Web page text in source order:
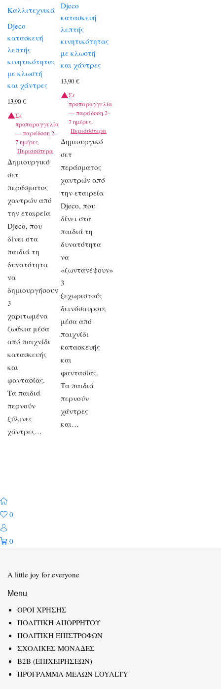
Καλλιτεχνικά
Djeco
κατασκευή
λεπτής
κινητικότητας
με κλωστή
και χάντρες
13,90 €
Σε
προπαραγγελία
— παράδοση 2–
7 ημέρες.
Περισσότερα
Δημιουργικό
σετ
περάσματος
χαντρών από
την εταιρεία
Djeco, που
δίνει στα
παιδιά τη
δυνατότητα
να
δημιουργήσουν
3
χαριτωμένα
ζωάκια μέσα
από παιχνίδι
κατασκευής
και
φαντασίας.
Τα παιδιά
περνούν
ξύλινες
χάντρες…
Djeco
κατασκευή
λεπτής
κινητικότητας
με κλωστή
και χάντρες
13,90€
Σε
προπαραγγελία
— παράδοση 2–
7 ημέρες.
Περισσότερα
Δημιουργικό
σετ
περάσματος
χαντρών από
την εταιρεία
Djeco, που
δίνει στα
παιδιά τη
δυνατότητα
να
«ζωντανέψουν»
3
ξεχωριστούς
δεινόσαυρους
μέσα από
παιχνίδι
κατασκευής
και
φαντασίας.
Τα παιδιά
περνούν
χάντρες
και…
0
0
A little joy for everyone
Menu
ΟΡΟΙ ΧΡΗΣΗΣ
ΠΟΛΙΤΙΚΗ ΑΠΟΡΡΗΤΟΥ
ΠΟΛΙΤΙΚΗ ΕΠΙΣΤΡΟΦΩΝ
ΣΧΟΛΙΚΕΣ ΜΟΝΑΔΕΣ
B2B (ΕΠΙΧΕΙΡΗΣΕΩΝ)
ΠΡΟΓΡΑΜΜΑ ΜΕΛΩΝ LOYALTY